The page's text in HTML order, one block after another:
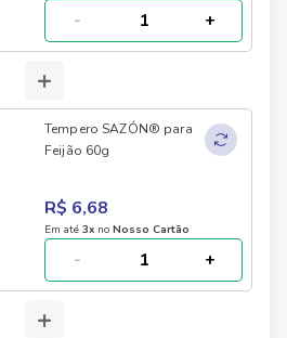
- +
+
Tempero SAZÓN® para
Feijão 60g
R$ 6,68
Em até 3x no Nosso Cartão
- +
+